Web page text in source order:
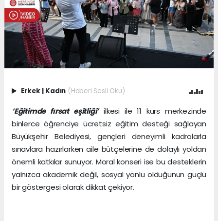
Erkek | Kadın (Haberi Sesli Oku)
‘Eğitimde fırsat eşitliği’ilkesi ile 11 kurs merkezinde
binlerce öğrenciye ücretsiz eğitim desteği sağlayan
Büyükşehir Belediyesi, gençleri deneyimli kadrolarla
sınavlara hazırlarken aile bütçelerine de dolaylı yoldan
önemli katkılar sunuyor. Moral konseri ise bu desteklerin
yalnızca akademik değil, sosyal yönlü olduğunun güçlü
bir göstergesi olarak dikkat çekiyor.